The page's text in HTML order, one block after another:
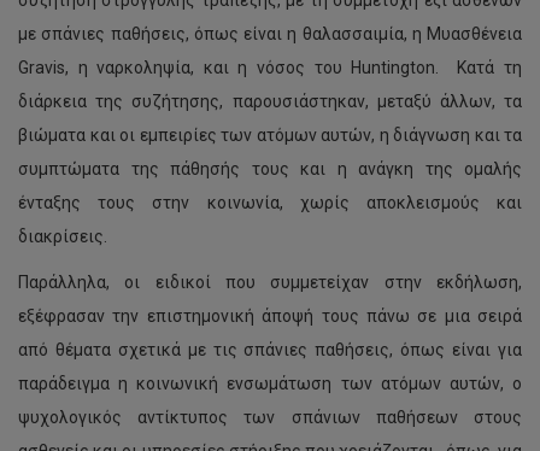
με σπάνιες παθήσεις, όπως είναι η θαλασσαιμία, η Mυασθένεια
Gravis, η ναρκοληψία, και η νόσος του Huntington. Κατά τη
διάρκεια της συζήτησης, παρουσιάστηκαν, μεταξύ άλλων, τα
βιώματα και οι εμπειρίες των ατόμων αυτών, η διάγνωση και τα
συμπτώματα της πάθησής τους και η ανάγκη της ομαλής
ένταξης τους στην κοινωνία, χωρίς αποκλεισμούς και
διακρίσεις.
Παράλληλα, οι ειδικοί που συμμετείχαν στην εκδήλωση,
εξέφρασαν την επιστημονική άποψή τους πάνω σε μια σειρά
από θέματα σχετικά με τις σπάνιες παθήσεις, όπως είναι για
παράδειγμα η κοινωνική ενσωμάτωση των ατόμων αυτών, ο
ψυχολογικός αντίκτυπος των σπάνιων παθήσεων στους